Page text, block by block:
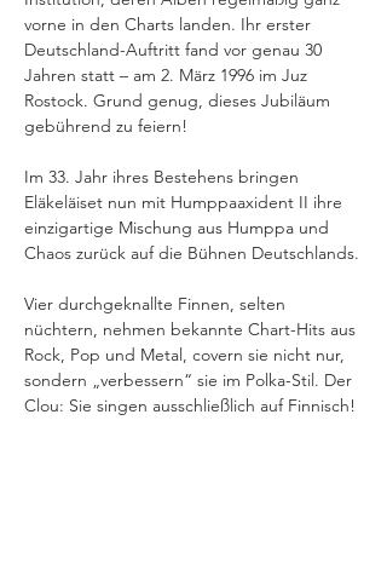
vorne in den Charts landen. Ihr erster
Deutschland-Auftritt fand vor genau 30
Jahren statt – am 2. März 1996 im Juz
Rostock. Grund genug, dieses Jubiläum
gebührend zu feiern!
Im 33. Jahr ihres Bestehens bringen
Eläkeläiset nun mit Humppaaxident II ihre
einzigartige Mischung aus Humppa und
Chaos zurück auf die Bühnen Deutschlands.
Vier durchgeknallte Finnen, selten
nüchtern, nehmen bekannte Chart-Hits aus
Rock, Pop und Metal, covern sie nicht nur,
sondern „verbessern“ sie im Polka-Stil. Der
Clou: Sie singen ausschließlich auf Finnisch!